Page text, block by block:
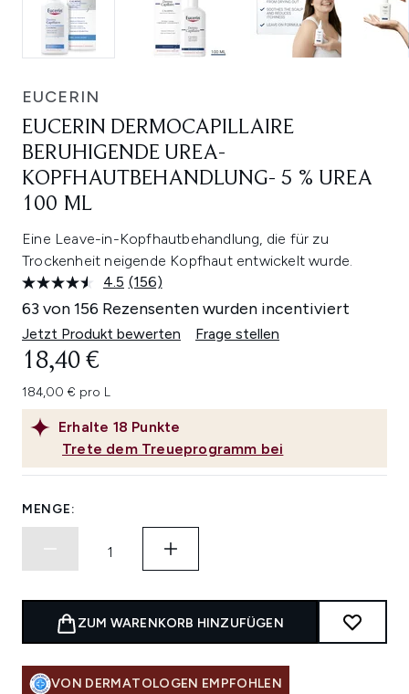
EUCERIN
EUCERIN DERMOCAPILLAIRE
BERUHIGENDE UREA-
KOPFHAUTBEHANDLUNG- 5 % UREA
100 ML
Eine Leave-in-Kopfhautbehandlung, die für zu
Trockenheit neigende Kopfhaut entwickelt wurde.
4.5 156
Bewertungen
lesen.
Link
(156)
63 von 156 Rezensenten wurden incentiviert
Jetzt Produkt bewerten Frage stellen
Erhalte 18 Punkte
Trete dem Treueprogramm bei
18,40 €
184,00 € pro L
MENGE:
ZUM WARENKORB HINZUFÜGEN
VON DERMATOLOGEN EMPFOHLEN